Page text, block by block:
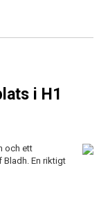
i H1
och ett
En riktigt